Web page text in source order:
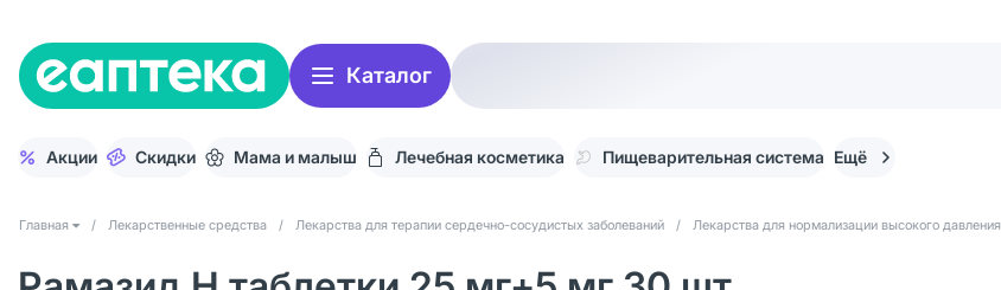
Каталог
Акции Скидки Мама и малыш Лечебная косметика Пищеварительная система Ещё
Главная / Лекарственные средства / Лекарства для терапии сердечно-сосудистых заболеваний / Лекарства для нормализации высокого давления